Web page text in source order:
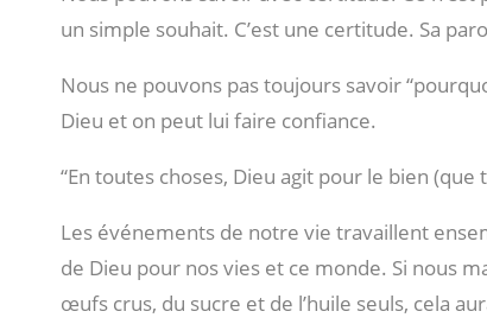
un simple souhait. C’est une certitude. Sa
Nous ne pouvons pas toujours savoir
Dieu et on peut lui faire confiance.
“En toutes choses, Dieu agit pour le bien
Les événements de notre vie travaillent
de Dieu pour nos vies et ce monde. Si nous
œufs crus, du sucre et de l’huile seuls, cela